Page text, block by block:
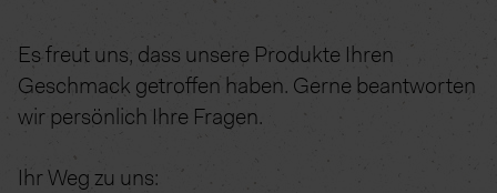
Es freut uns, dass unsere Produkte Ihren
Geschmack getroffen haben. Gerne beantworten
wir persönlich Ihre Fragen.
Ihr Weg zu uns: